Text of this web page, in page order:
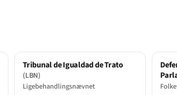
Tribunal de Igualdad de Trato
(LBN)
Ligebehandlingsnævnet